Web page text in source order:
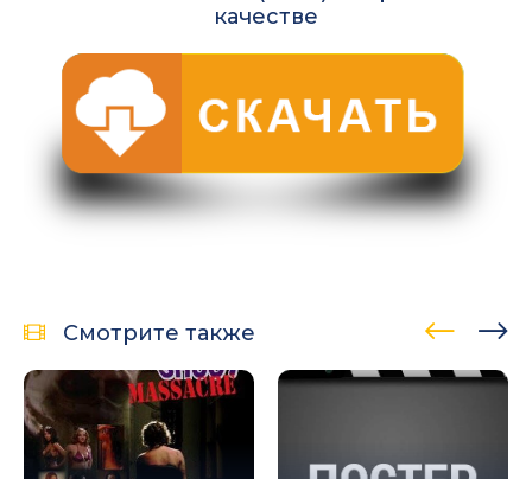
качестве
Смотрите также